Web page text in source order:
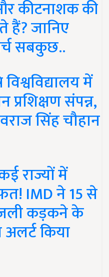
कीटनाशक की
हैं? जानिए
सबकुछ..
में
प्रशिक्षण संपन्न,
सिंह चौहान
राज्यों में
IMD ने 15 से
कड़कने के
किया